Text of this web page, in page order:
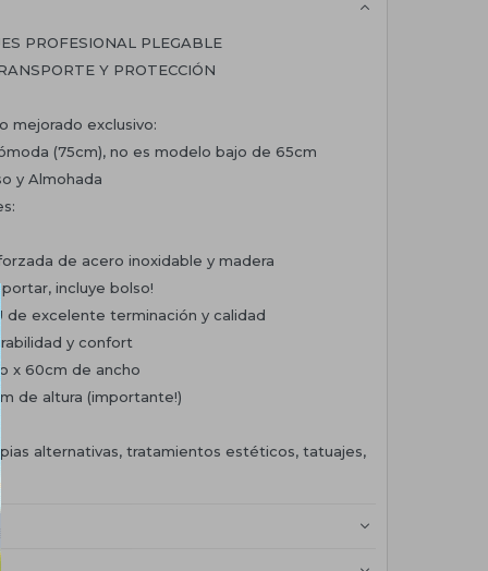
PROFESIONAL PLEGABLE
Y PROTECCIÓN
mejorado exclusivo:
(75cm), no es modelo bajo de 65cm
y Almohada
de acero inoxidable y madera
incluye bolso!
de excelente terminación y calidad
y confort
x 60cm de ancho
de altura (importante!)
alternativas, tratamientos estéticos, tatuajes,